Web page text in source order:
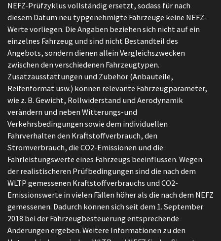
NEFZ-Prüfzyklus vollständig ersetzt, sodass für nach
diesem Datum neu typgenehmigte Fahrzeuge keine NEFZ-
Werte vorliegen. Die Angaben beziehen sich nicht auf ein
einzelnes Fahrzeug und sind nicht Bestandteil des
Angebots, sondern dienen allein Vergleichszwecken
zwischen den verschiedenen Fahrzeugtypen.
Zusatzausstattungen und Zubehör (Anbauteile,
Reifenformat usw.) können relevante Fahrzeugparameter,
wie z. B. Gewicht, Rollwiderstand und Aerodynamik
verändern und neben Witterungs-und
Verkehrsbedingungen sowie dem individuellen
Fahrverhalten den Kraftstoffverbrauch, den
Stromverbrauch, die CO2-Emissionen und die
Fahrleistungswerte eines Fahrzeugs beeinflussen. Wegen
der realistischeren Prüfbedingungen sind die nach dem
WLTP gemessenen Kraftstoffverbrauchs und CO2-
Emissionswerte in vielen Fällen höher als die nach dem NEFZ
gemessenen. Dadurch können sich seit dem 1. September
2018 bei der Fahrzeugbesteuerung entsprechende
Änderungen ergeben. Weitere Informationen zu den